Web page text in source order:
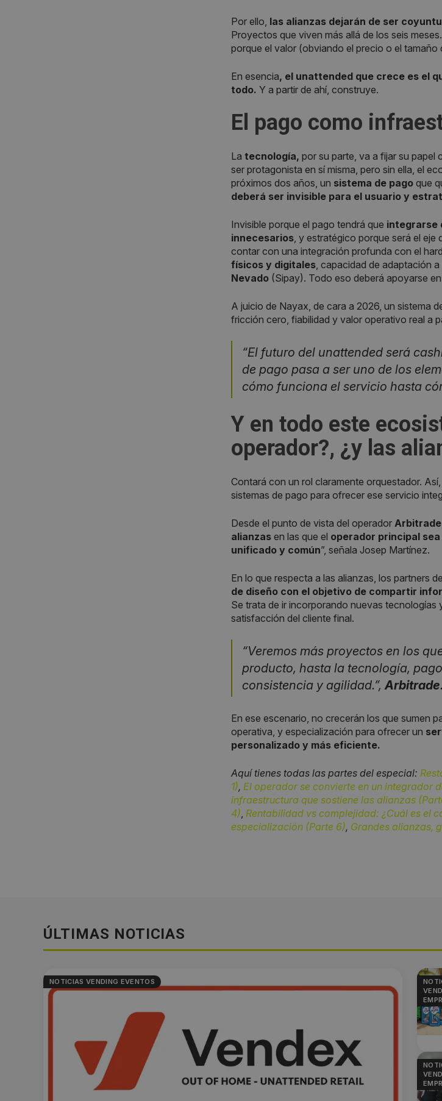
Por ello, las alianzas dejarán de ser
Proyectos que viven más allá de los seis
porque el valor (obviando el precio o el
En esencia, el unattended que crece es el
todo. Y a partir de ahí, construye.
El pago como
La tecnología, por su parte, va a fijar su papel
ser protagonista en sí misma, pero sin ella, el
próximos dos años, un sistema de pago que
deberá ser invisible para el usuario y
Invisible porque el pago tendrá que integrarse
innecesarios , y estratégico porque será el
contar con una integración profunda con el
físicos y digitales , capacidad de adaptación
Nevado (Sipay). Todo eso deberá apoyarse en
A juicio de Nayax, de cara a 2026, un sistema
fricción cero, fiabilidad y valor operativo real a
“El futuro del unattended será
de pago pasa a ser uno de los
cómo funciona el servicio hasta
Y en todo este
operador?, ¿y las
Contará con un rol claramente orquestador.
sistemas de pago para ofrecer ese servicio
Desde el punto de vista del operador Arbitrade
alianzas en las que el operador principal
unificado y común”, señala Josep Martínez.
En lo que respecta a las alianzas, los partners
de diseño con el objetivo de compartir
Se trata de ir incorporando nuevas
satisfacción del cliente final.
“Veremos más proyectos en los
producto, hasta la tecnología,
consistencia y agilidad.”,Arbitrade.
En ese escenario, no crecerán los que sumen
operativa, y especialización para ofrecer un
personalizado y más eficiente.
Aquí tienes todas las partes del especial:
1), El operador se convierte en un integrador
infraestructura que sostiene las alianzas
4) Rentabilidad vs complejidad: ¿Cuál es el
especialización (Parte 6), Grandes alianzas,
ÚLTIMAS NOTICIAS
NOTICIAS VENDING EVENTOS